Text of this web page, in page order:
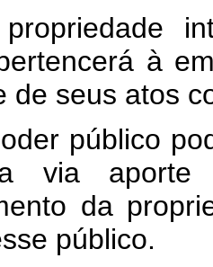
à
de seus atos
público
via
da
público.